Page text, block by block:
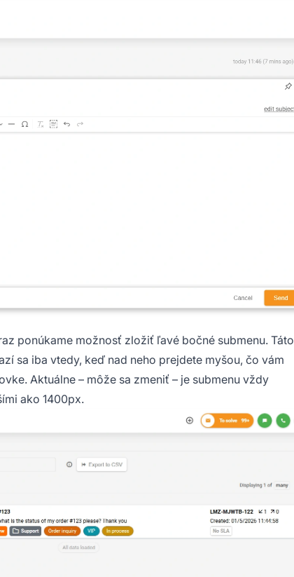
ponúkame možnosť zložiť ľavé bočné submenu. Táto
sa iba vtedy, keď nad neho prejdete myšou, čo vám
Aktuálne – môže sa zmeniť – je submenu vždy
ako 1400px.